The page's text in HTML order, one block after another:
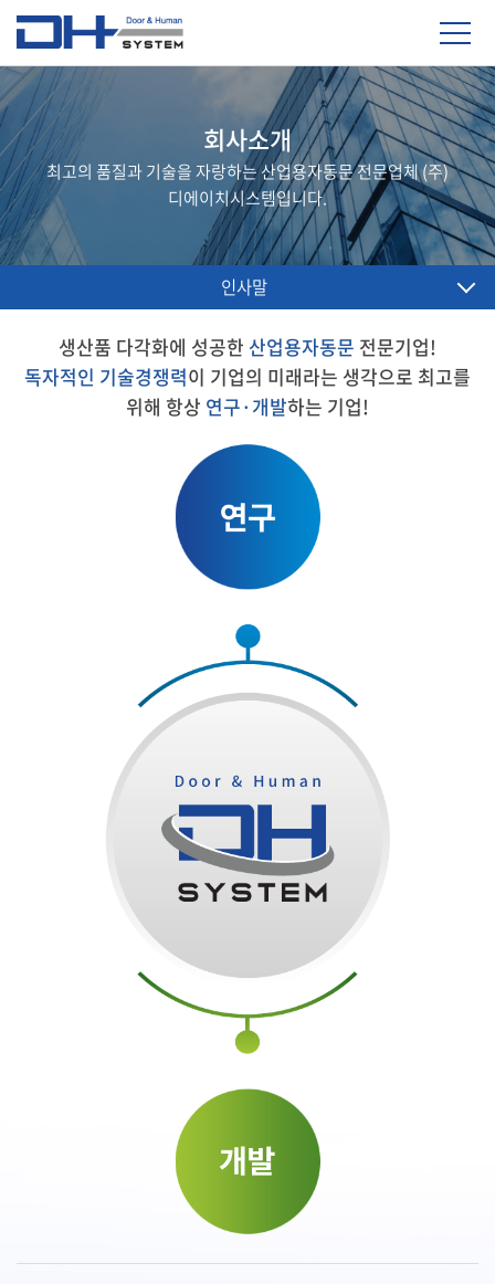
회사소개
최고의 품질과 기술을 자랑하는 산업용자동문 전문업체 (주)
디에이치시스템입니다.
인사말
생산품 다각화에 성공한 산업용자동문 전문기업!
독자적인 기술경쟁력이 기업의 미래라는 생각으로 최고를
위해 항상 연구·개발하는 기업!